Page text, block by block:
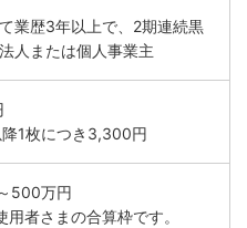
ることで、毎月の経費の
に運用いただけます。
業歴3年以上で、2期連続黒
人または個人事業主
1枚につき3,300円
500万円
用者さまの合算枠です。